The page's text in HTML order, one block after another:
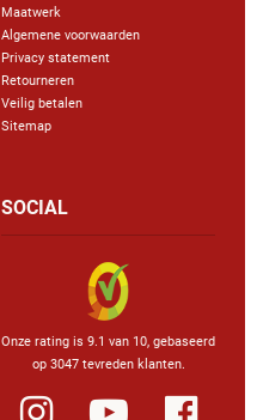
Maatwerk
Algemene voorwaarden
Privacy statement
Retourneren
Veilig betalen
Sitemap
SOCIAL
Onze rating is 9.1 van 10, gebaseerd
op 3047 tevreden klanten.